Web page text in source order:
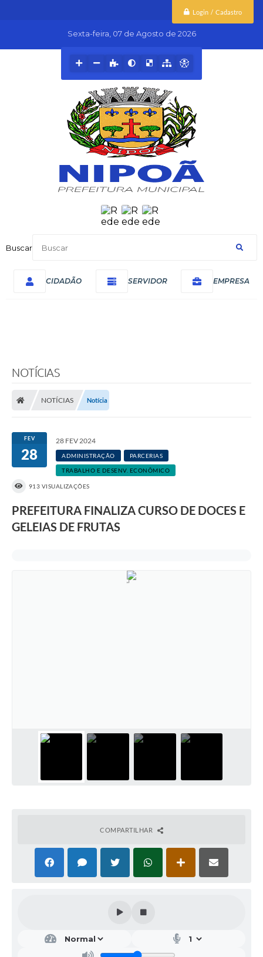
Login / Cadastro
Buscar
CIDADÃO SERVIDOR EMPRESA
Sexta-feira 07 de Agosto de 2026
NOTÍCIAS
NOTÍCIAS Notícia
FEV
28
28 FEV 2024
ADMINISTRAÇÃO PARCERIAS
TRABALHO E DESENV. ECONÔMICO
913 VISUALIZAÇÕES
PREFEITURA FINALIZA CURSO DE DOCES E
GELEIAS DE FRUTAS
COMPARTILHAR